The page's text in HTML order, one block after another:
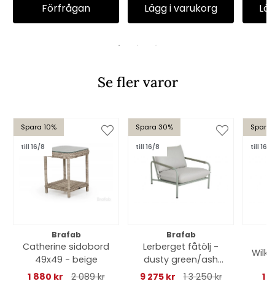
Förfrågan Lägg i varukorg
Se fler varor
Spara 10%
till 16/8
Brafab
Catherine sidobord
49x49 - beige
1 880 kr
2 089 kr
Spara 30%
till 16/8
Brafab
Lerberget fåtölj -
dusty green/ash
dyna
9 275 kr 1 3 250 kr
Spara
till 16/8
1